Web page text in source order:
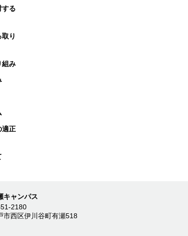
する
り
組み
適正
キャンパス
2180
市西区伊川谷町有瀬518